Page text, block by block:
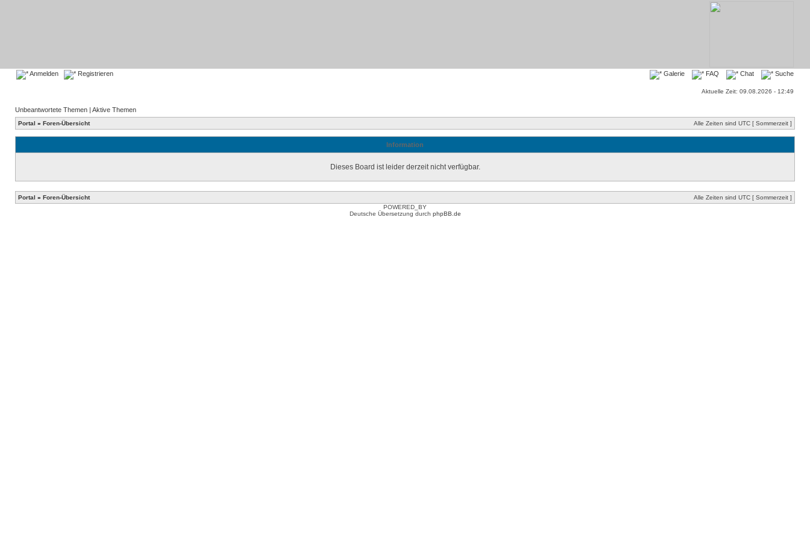
Anmelden Registrieren Galerie FAQ Chat Suche
Aktuelle Zeit: 09.08.2026 - 12:49
Unbeantwortete Themen | Aktive Themen
Portal » Foren-Übersicht Alle Zeiten sind UTC [ Sommerzeit ]
Information
Dieses Board ist leider derzeit nicht verfügbar.
Portal » Foren-Übersicht
Alle Zeiten sind UTC [ Sommerzeit ]
POWERED_BY
Deutsche Übersetzung durch phpBB.de